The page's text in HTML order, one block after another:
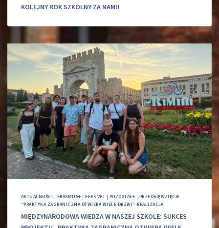
KOLEJNY ROK SZKOLNY ZA NAMI!
AKTUALNOŚCI | ERASMUS+ |FERS VET | POZOSTAŁE | PRZEDSIĘWZIĘCIE
“PRAKTYKA ZAGRANICZNA OTWIERA WIELE DRZWI”-REALIZACJA
MIĘDZYNARODOWA WIEDZA W NASZEJ SZKOLE: SUKCES